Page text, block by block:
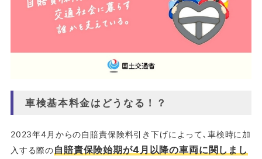
車検基本料金はどうなる！？
2023年4月からの自賠責保険料引き下げによって､車検時に加
入する際の自賠責保険始期が4月以降の車両に関しまし